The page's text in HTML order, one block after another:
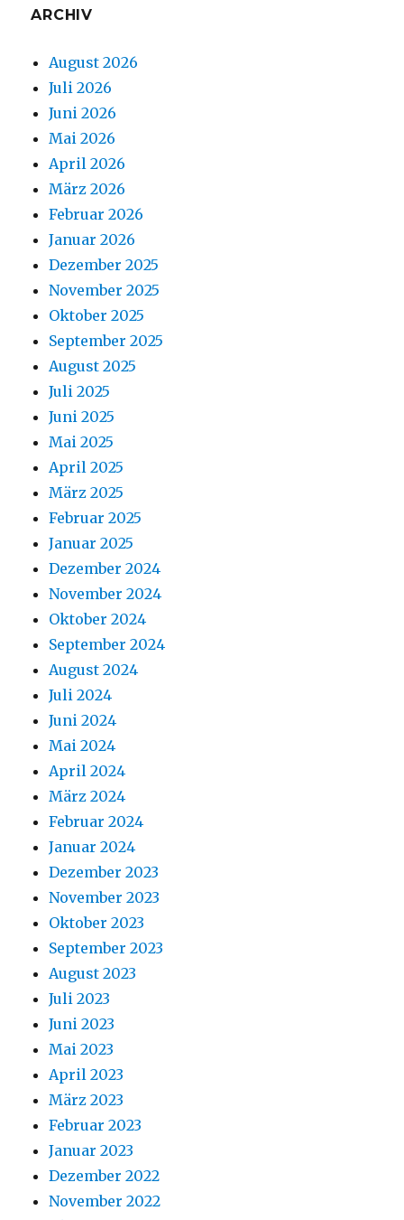
ARCHIV
August 2026
Juli 2026
Juni 2026
Mai 2026
April 2026
März 2026
Februar 2026
Januar 2026
Dezember 2025
November 2025
Oktober 2025
September 2025
August 2025
Juli 2025
Juni 2025
Mai 2025
April 2025
März 2025
Februar 2025
Januar 2025
Dezember 2024
November 2024
Oktober 2024
September 2024
August 2024
Juli 2024
Juni 2024
Mai 2024
April 2024
März 2024
Februar 2024
Januar 2024
Dezember 2023
November 2023
Oktober 2023
September 2023
August 2023
Juli 2023
Juni 2023
Mai 2023
April 2023
März 2023
Februar 2023
Januar 2023
Dezember 2022
November 2022